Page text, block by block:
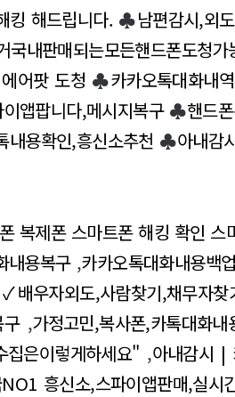
킹 해드립니다. ♣남편감시,외
국내판매되는모든핸드폰도청
어팟 도청 ♣카카오톡대화내
앱팝니다,메시지복구♣핸드
내용확인,흥신소추천 ♣아내감
복제폰 스마트폰 해킹 확인
내용복구,카카오톡대화내용백
우자외도,사람찾기,채무자찾
,가정고민,복사폰,카톡대화내
은이렇게하세요" ,아내감시 |
흥신소,스파이앱판매,실시